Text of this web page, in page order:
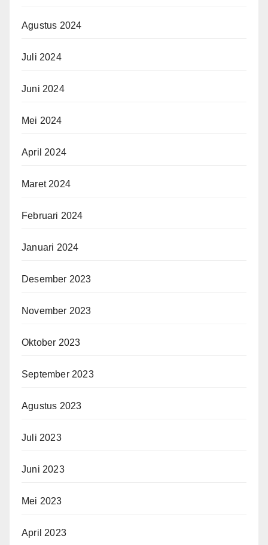
Agustus 2024
Juli 2024
Juni 2024
Mei 2024
April 2024
Maret 2024
Februari 2024
Januari 2024
Desember 2023
November 2023
Oktober 2023
September 2023
Agustus 2023
Juli 2023
Juni 2023
Mei 2023
April 2023